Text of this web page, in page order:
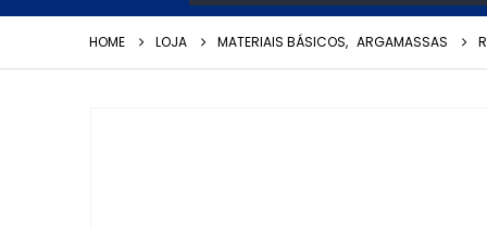
HOME LOJA MATERIAIS BÁSICOS, ARGAMASSAS